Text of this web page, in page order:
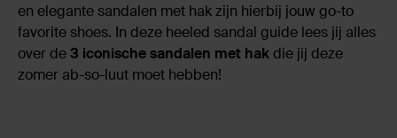
en elegante sandalen met hak zijn hierbij jouw go-to
favorite shoes. In deze heeled sandal guide lees jij alles
over de3 iconische sandalen met hakdie jij deze
zomer ab-so-luut moet hebben!